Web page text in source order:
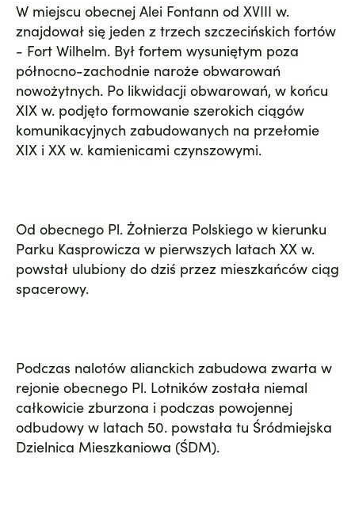
W miejscu obecnej Alei Fontann od XVIII w.
znajdował się jeden z trzech szczecińskich fortów
- Fort Wilhelm. Był fortem wysuniętym poza
północno-zachodnie naroże obwarowań
nowożytnych. Po likwidacji obwarowań, w końcu
XIX w. podjęto formowanie szerokich ciągów
komunikacyjnych zabudowanych na przełomie
XIX i XX w. kamienicami czynszowymi.
Od obecnego Pl. Żołnierza Polskiego w kierunku
Parku Kasprowicza w pierwszych latach XX w.
powstał ulubiony do dziś przez mieszkańców ciąg
spacerowy.
Podczas nalotów alianckich zabudowa zwarta w
rejonie obecnego Pl. Lotników została niemal
całkowicie zburzona i podczas powojennej
odbudowy w latach 50. powstała tu Śródmiejska
Dzielnica Mieszkaniowa (ŚDM).